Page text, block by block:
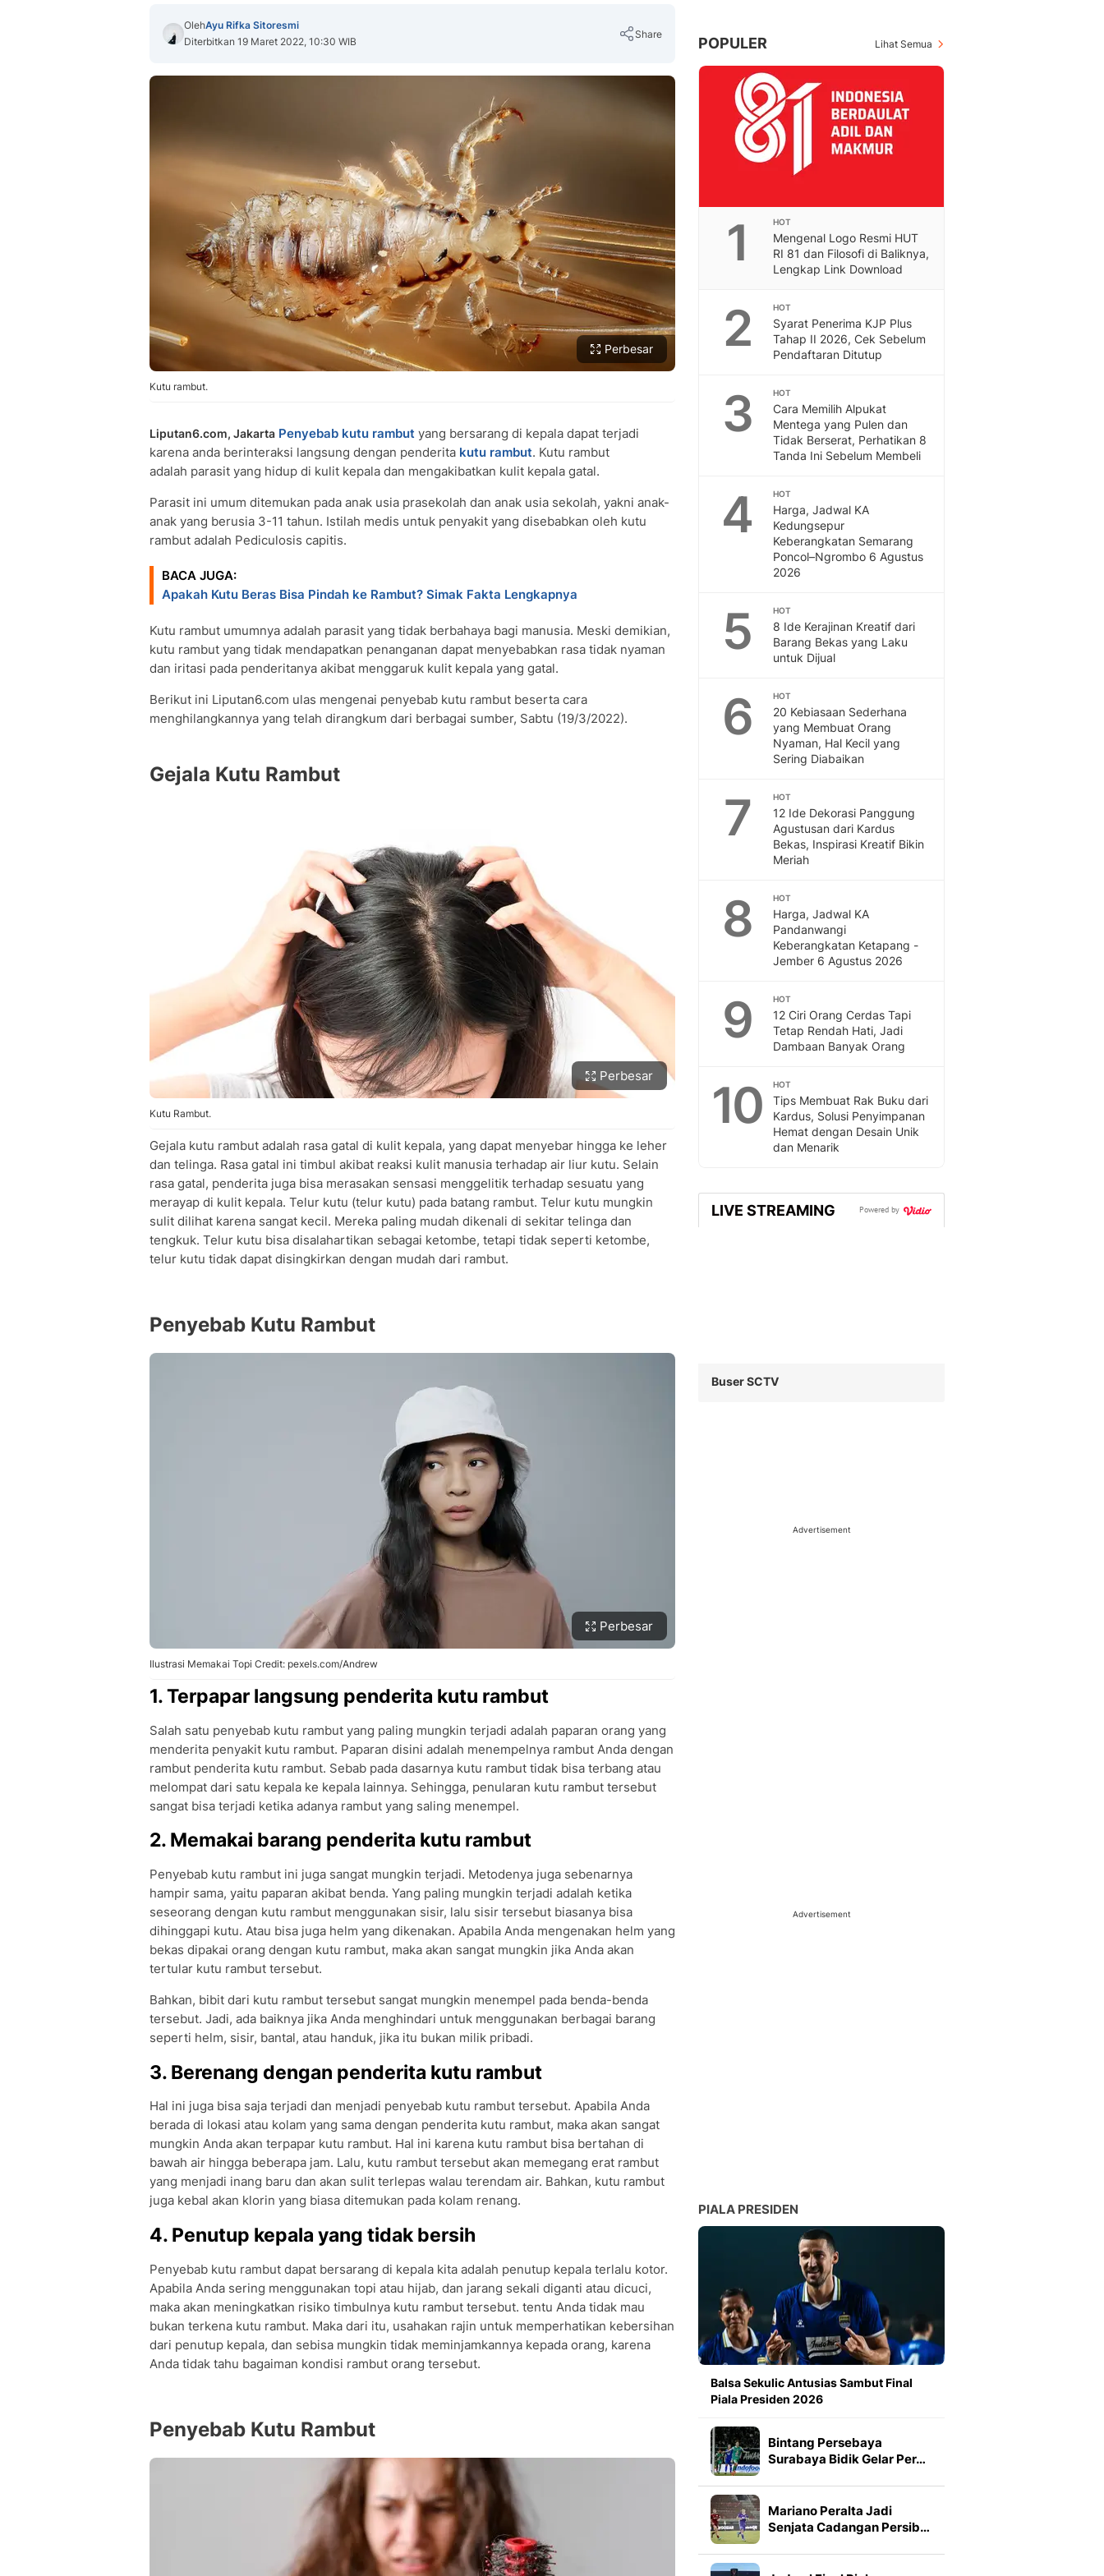
OlehAyu Rifka Sitoresmi
Diterbitkan 19 Maret 2022, 10:30 WIB
Share
Perbesar
Kutu rambut.
Liputan6.com, Jakarta Penyebab kutu rambut yang bersarang di kepala dapat terjadi
karena anda berinteraksi langsung dengan penderita kutu rambut. Kutu rambut
adalah parasit yang hidup di kulit kepala dan mengakibatkan kulit kepala gatal.
Parasit ini umum ditemukan pada anak usia prasekolah dan anak usia sekolah, yakni anak-
anak yang berusia 3-11 tahun. Istilah medis untuk penyakit yang disebabkan oleh kutu
rambut adalah Pediculosis capitis.
BACA JUGA:
Apakah Kutu Beras Bisa Pindah ke Rambut? Simak Fakta Lengkapnya
Kutu rambut umumnya adalah parasit yang tidak berbahaya bagi manusia. Meski demikian,
kutu rambut yang tidak mendapatkan penanganan dapat menyebabkan rasa tidak nyaman
dan iritasi pada penderitanya akibat menggaruk kulit kepala yang gatal.
Berikut ini Liputan6.com ulas mengenai penyebab kutu rambut beserta cara
menghilangkannya yang telah dirangkum dari berbagai sumber, Sabtu (19/3/2022).
Gejala Kutu Rambut
Perbesar
Kutu Rambut.
Gejala kutu rambut adalah rasa gatal di kulit kepala, yang dapat menyebar hingga ke leher
dan telinga. Rasa gatal ini timbul akibat reaksi kulit manusia terhadap air liur kutu. Selain
rasa gatal, penderita juga bisa merasakan sensasi menggelitik terhadap sesuatu yang
merayap di kulit kepala. Telur kutu (telur kutu) pada batang rambut. Telur kutu mungkin
sulit dilihat karena sangat kecil. Mereka paling mudah dikenali di sekitar telinga dan
tengkuk. Telur kutu bisa disalahartikan sebagai ketombe, tetapi tidak seperti ketombe,
telur kutu tidak dapat disingkirkan dengan mudah dari rambut.
Penyebab Kutu Rambut
Perbesar
Ilustrasi Memakai Topi Credit: pexels.com/Andrew
1. Terpapar langsung penderita kutu rambut
Salah satu penyebab kutu rambut yang paling mungkin terjadi adalah paparan orang yang
menderita penyakit kutu rambut. Paparan disini adalah menempelnya rambut Anda dengan
rambut penderita kutu rambut. Sebab pada dasarnya kutu rambut tidak bisa terbang atau
melompat dari satu kepala ke kepala lainnya. Sehingga, penularan kutu rambut tersebut
sangat bisa terjadi ketika adanya rambut yang saling menempel.
2. Memakai barang penderita kutu rambut
Penyebab kutu rambut ini juga sangat mungkin terjadi. Metodenya juga sebenarnya
hampir sama, yaitu paparan akibat benda. Yang paling mungkin terjadi adalah ketika
seseorang dengan kutu rambut menggunakan sisir, lalu sisir tersebut biasanya bisa
dihinggapi kutu. Atau bisa juga helm yang dikenakan. Apabila Anda mengenakan helm yang
bekas dipakai orang dengan kutu rambut, maka akan sangat mungkin jika Anda akan
tertular kutu rambut tersebut.
Bahkan, bibit dari kutu rambut tersebut sangat mungkin menempel pada benda-benda
tersebut. Jadi, ada baiknya jika Anda menghindari untuk menggunakan berbagai barang
seperti helm, sisir, bantal, atau handuk, jika itu bukan milik pribadi.
3. Berenang dengan penderita kutu rambut
Hal ini juga bisa saja terjadi dan menjadi penyebab kutu rambut tersebut. Apabila Anda
berada di lokasi atau kolam yang sama dengan penderita kutu rambut, maka akan sangat
mungkin Anda akan terpapar kutu rambut. Hal ini karena kutu rambut bisa bertahan di
bawah air hingga beberapa jam. Lalu, kutu rambut tersebut akan memegang erat rambut
yang menjadi inang baru dan akan sulit terlepas walau terendam air. Bahkan, kutu rambut
juga kebal akan klorin yang biasa ditemukan pada kolam renang.
4. Penutup kepala yang tidak bersih
Penyebab kutu rambut dapat bersarang di kepala kita adalah penutup kepala terlalu kotor.
Apabila Anda sering menggunakan topi atau hijab, dan jarang sekali diganti atau dicuci,
maka akan meningkatkan risiko timbulnya kutu rambut tersebut. tentu Anda tidak mau
bukan terkena kutu rambut. Maka dari itu, usahakan rajin untuk memperhatikan kebersihan
dari penutup kepala, dan sebisa mungkin tidak meminjamkannya kepada orang, karena
Anda tidak tahu bagaiman kondisi rambut orang tersebut.
Penyebab Kutu Rambut
POPULER Lihat Semua
1 HOT
Mengenal Logo Resmi HUT
RI 81 dan Filosofi di Baliknya,
Lengkap Link Download
2 HOT
Syarat Penerima KJP Plus
Tahap II 2026, Cek Sebelum
Pendaftaran Ditutup
3 HOT
Cara Memilih Alpukat
Mentega yang Pulen dan
Tidak Berserat, Perhatikan 8
Tanda Ini Sebelum Membeli
4 HOT
Harga, Jadwal KA
Kedungsepur
Keberangkatan Semarang
Poncol–Ngrombo 6 Agustus
2026
5 HOT
8 Ide Kerajinan Kreatif dari
Barang Bekas yang Laku
untuk Dijual
6 HOT
20 Kebiasaan Sederhana
yang Membuat Orang
Nyaman, Hal Kecil yang
Sering Diabaikan
7 HOT
12 Ide Dekorasi Panggung
Agustusan dari Kardus
Bekas, Inspirasi Kreatif Bikin
Meriah
8 HOT
Harga, Jadwal KA
Pandanwangi
Keberangkatan Ketapang -
Jember 6 Agustus 2026
9 HOT
12 Ciri Orang Cerdas Tapi
Tetap Rendah Hati, Jadi
Dambaan Banyak Orang
10 HOT
Tips Membuat Rak Buku dari
Kardus, Solusi Penyimpanan
Hemat dengan Desain Unik
dan Menarik
LIVE STREAMING Powered by
Buser SCTV
Advertisement
Advertisement
PIALA PRESIDEN
Balsa Sekulic Antusias Sambut Final
Piala Presiden 2026
Bintang Persebaya
Surabaya Bidik Gelar Per…
Mariano Peralta Jadi
Senjata Cadangan Persib…